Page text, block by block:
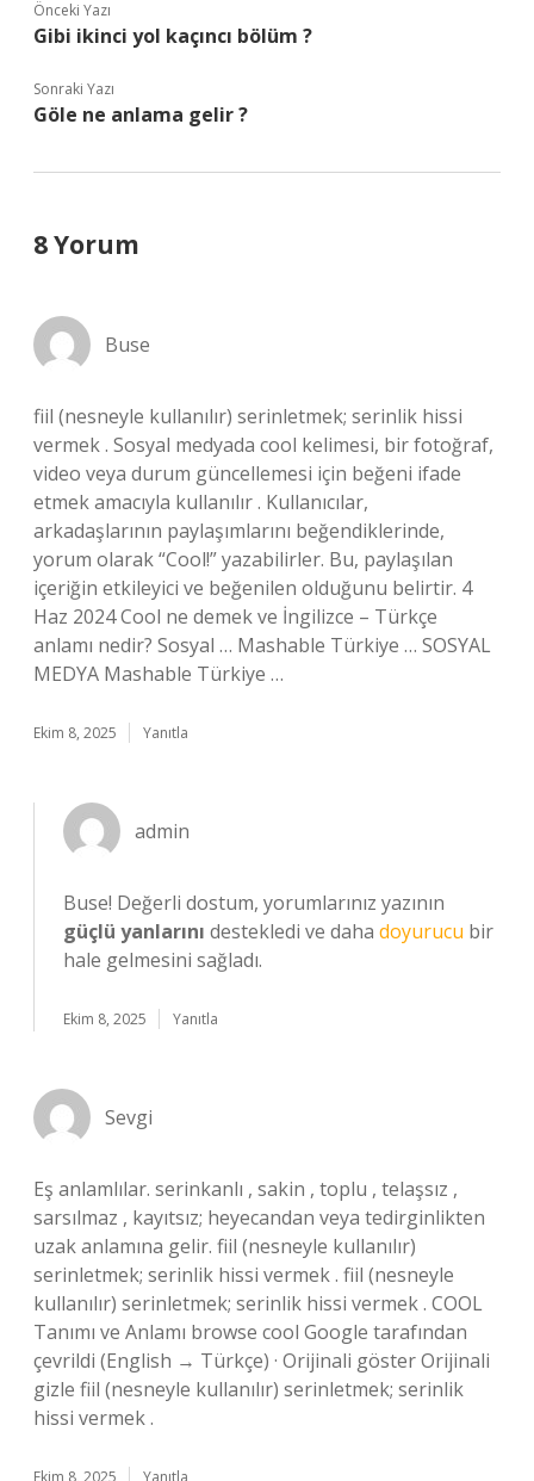
Önceki Yazı
Gibi ikinci yol kaçıncı bölüm ?
Sonraki Yazı
Göle ne anlama gelir ?
8 Yorum
Buse
fiil (nesneyle kullanılır) serinletmek; serinlik hissi
vermek . Sosyal medyada cool kelimesi, bir fotoğraf,
video veya durum güncellemesi için beğeni ifade
etmek amacıyla kullanılır . Kullanıcılar,
arkadaşlarının paylaşımlarını beğendiklerinde,
yorum olarak “Cool!” yazabilirler. Bu, paylaşılan
içeriğin etkileyici ve beğenilen olduğunu belirtir. 4
Haz 2024 Cool ne demek ve İngilizce – Türkçe
anlamı nedir? Sosyal … Mashable Türkiye … SOSYAL
MEDYA Mashable Türkiye …
Ekim 8, 2025 Yanıtla
admin
Buse! Değerli dostum, yorumlarınız yazının
güçlü yanlarını destekledi ve daha doyurucu bir
hale gelmesini sağladı.
Ekim 8, 2025 Yanıtla
Sevgi
Eş anlamlılar. serinkanlı , sakin , toplu , telaşsız ,
sarsılmaz , kayıtsız; heyecandan veya tedirginlikten
uzak anlamına gelir. fiil (nesneyle kullanılır)
serinletmek; serinlik hissi vermek . fiil (nesneyle
kullanılır) serinletmek; serinlik hissi vermek . COOL
Tanımı ve Anlamı browse cool Google tarafından
çevrildi (English → Türkçe) · Orijinali göster Orijinali
gizle fiil (nesneyle kullanılır) serinletmek; serinlik
hissi vermek .
Ekim 8, 2025 Yanıtla